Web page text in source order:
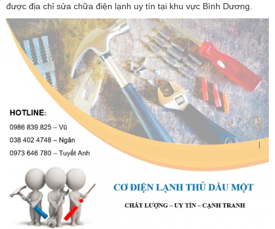
được địa chỉ sửa chữa điện lạnh uy tín tại khu vực Bình Dương.